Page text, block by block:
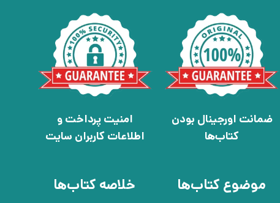
ضمانت اورجینال بودن
کتاب‌ها
امنیت پرداخت و
اطلاعات کاربران سایت
موضوع کتاب‌ها خلاصه کتاب‌ها